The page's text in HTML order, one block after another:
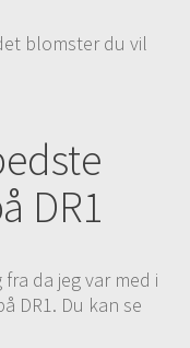
Du kan
og dermed gøre
ved af få
dette
Du kan
og dermed gøre
blomster du vil
DR1
da jeg var med i
DR1. Du kan se